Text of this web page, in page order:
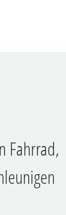
Fahrrad,